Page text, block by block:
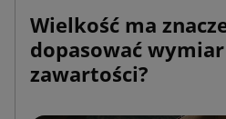
Wielkość ma
dopasować
zawartości?